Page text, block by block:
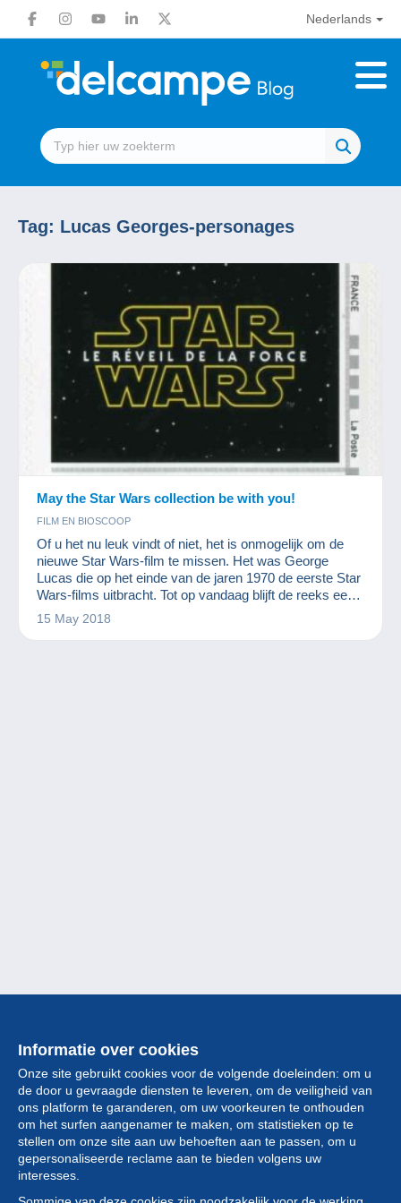
Nederlands
Tag: Lucas Georges-personages
May the Star Wars collection be with you!
FILM EN BIOSCOOP
Of u het nu leuk vindt of niet, het is onmogelijk om de
nieuwe Star Wars-film te missen. Het was George
Lucas die op het einde van de jaren 1970 de eerste Star
Wars-films uitbracht. Tot op vandaag blijft de reeks een
groot succes. Net zoals het succes van de films, is ook
de Star Wars-collectie enorm!
15 May 2018
Informatie over cookies
Onze site gebruikt cookies voor de volgende doeleinden: om u
de door u gevraagde diensten te leveren, om de veiligheid van
ons platform te garanderen, om uw voorkeuren te onthouden
om het surfen aangenamer te maken, om statistieken op te
stellen om onze site aan uw behoeften aan te passen, om u
gepersonaliseerde reclame aan te bieden volgens uw
interesses.
Collectie